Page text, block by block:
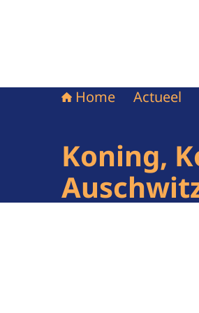
Home Actueel
Koning,